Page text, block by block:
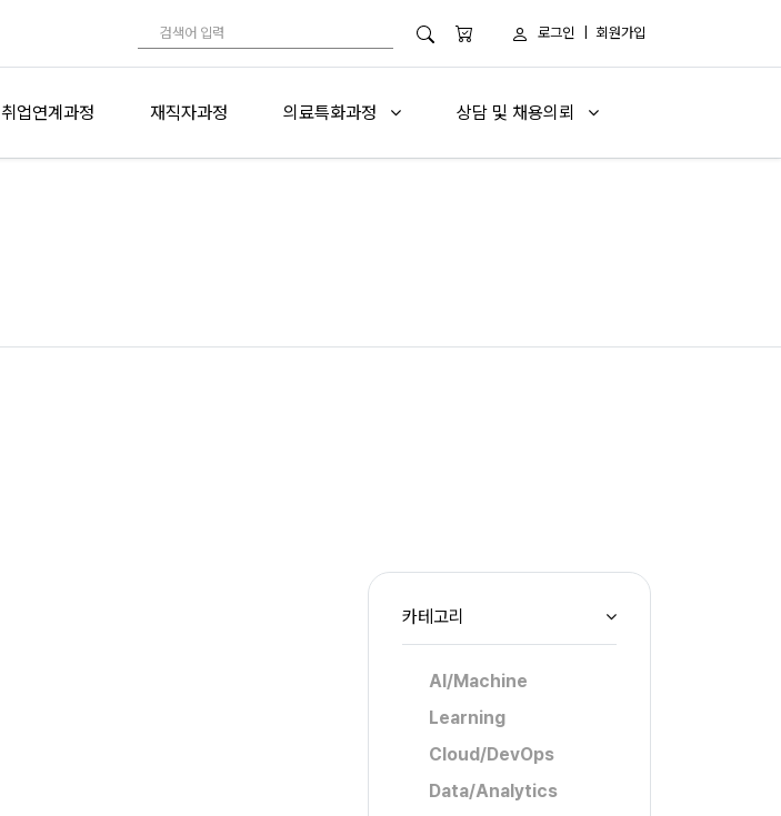
로그인 회원가입
취업연계과정 재직자과정 의료특화과정 상담 및 채용의뢰
카테고리
AI/Machine
Learning
Cloud/DevOps
Data/Analytics